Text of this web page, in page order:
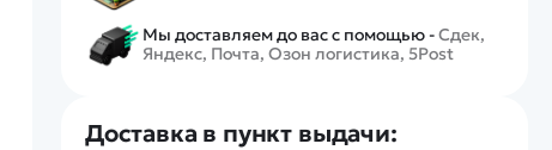
Мы доставляем до вас с помощью -Сдек,
Яндекс, Почта, Озон логистика, 5Post
Доставка в пункт выдачи: